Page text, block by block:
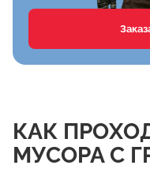
Сафоново
Первомайка
Осеченки
Поповка
КАК
МУСОРА С